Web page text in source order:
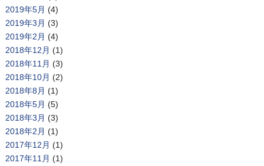
2019年5月 (4)
2019年3月 (3)
2019年2月 (4)
2018年12月 (1)
2018年11月 (3)
2018年10月 (2)
2018年8月 (1)
2018年5月 (5)
2018年3月 (3)
2018年2月 (1)
2017年12月 (1)
2017年11月 (1)